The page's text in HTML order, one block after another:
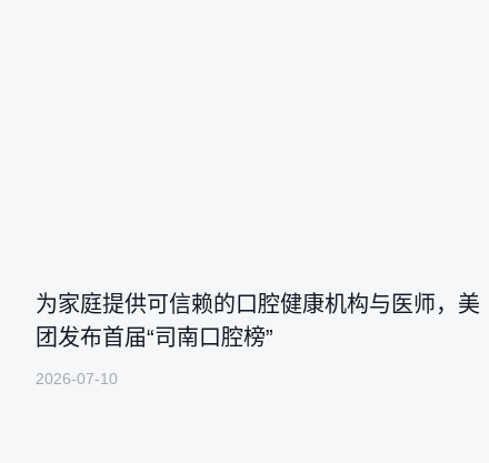
为家庭提供可信赖的口腔健康机构与医师，美
团发布首届“司南口腔榜”
2026-07-10